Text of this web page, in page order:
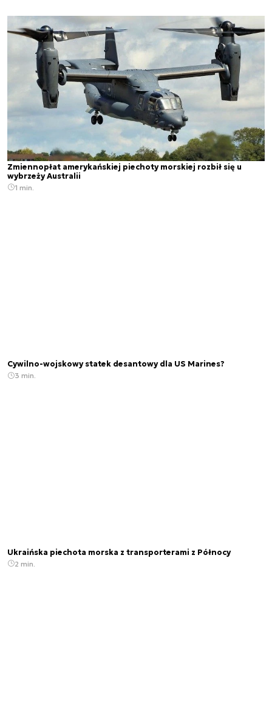
Zmiennopłat amerykańskiej piechoty morskiej rozbił się u
wybrzeży Australii
1 min.
Cywilno-wojskowy statek desantowy dla US Marines?
3 min.
Ukraińska piechota morska z transporterami z Północy
2 min.